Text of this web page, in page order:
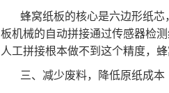
蜂窝纸板的核心是六边形纸
板机械的自动拼接通过传感器检
人工拼接根本做不到这个精度，
三、减少废料，降低原纸成本